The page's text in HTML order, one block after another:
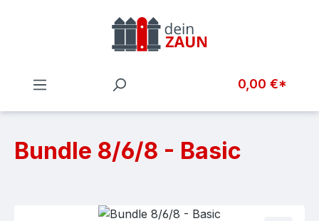
Zum Hauptinhalt springen
0,00 €*
Bundle 8/6/8 - Basic
Bildergalerie überspringen